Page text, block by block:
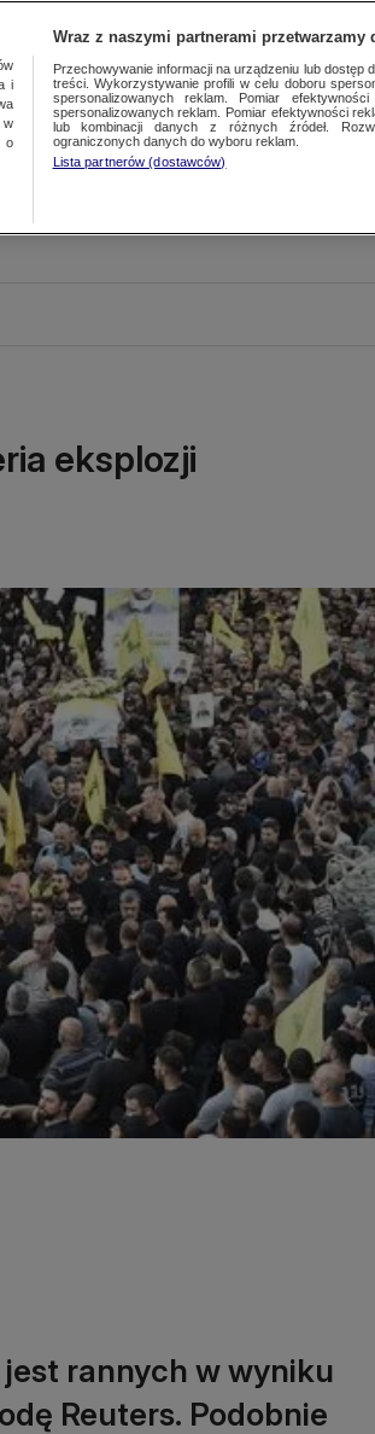
eksplozji
jest rannych w wyniku
Reuters. Podobnie
i
w
o
Wraz z naszymi partnerami przetwarzamy
Przechowywanie informacji na urządzeniu lub dostęp
treści. Wykorzystywanie profili w celu doboru
spersonalizowanych reklam. Pomiar
spersonalizowanych reklam. Pomiar efektywności
lub kombinacji danych z różnych źródeł.
ograniczonych danych do wyboru reklam.
Lista partnerów (dostawców)